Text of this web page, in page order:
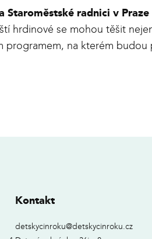
radnici v
hrdinové se mohou těšit
programem, na kterém
Kontakt
detskycinroku@detskycinroku.cz